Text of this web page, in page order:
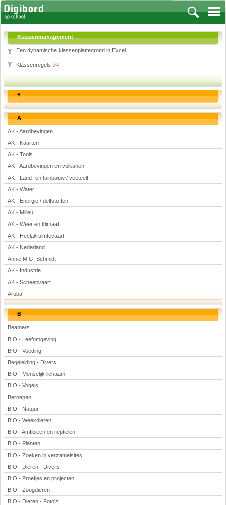
Aardrijkskunde
Biologie
Engels
Frans, Duits, Chinees, Spaans
Geschiedenis
Handvaardigheid en Tekenen
Kunst en Cultuur
Levensbeschouwing
Lichamelijke opvoeding
Muziek
Natuurkunde
Nederlands
Rekenen
Scheikunde
Sport
Techniek
Verkeer
Wiskunde
Onderwerpen
Apps en tablets
Collecties digibord
Digiborden / touchscreens
Digibordtools
Downloads basisonderwijs
Herfst
Kerstmis
Kinder-/Jeugdboeken
Lente
Onderbouw PO
Pasen
Voetbal
Klassenmanagement
Een dynamische klassenplattegrond in Excel
Klassenregels
#
A
AK - Aardbevingen
AK - Kaarten
AK - Tools
AK - Aardbevingen en vulkanen
AK - Land- en tuinbouw / veeteelt
AK - Water
AK - Energie / delfstoffen
AK - Milieu
AK - Weer en klimaat
AK - Heelal/ruimtevaart
AK - Nederland
Annie M.G. Schmidt
AK - Industrie
AK - Scheepvaart
Aruba
B
Beamers
BIO - Leefomgeving
BIO - Voeding
Begeleiding - Divers
BIO - Menselijk lichaam
BIO - Vogels
Beroepen
BIO - Natuur
BIO - Weekdieren
BIO - Amfibieën en reptielen
BIO - Planten
BIO - Zoeken in verzamelsites
BIO - Dieren - Divers
BIO - Proefjes en projecten
BIO - Zoogdieren
BIO - Dieren - Foto's